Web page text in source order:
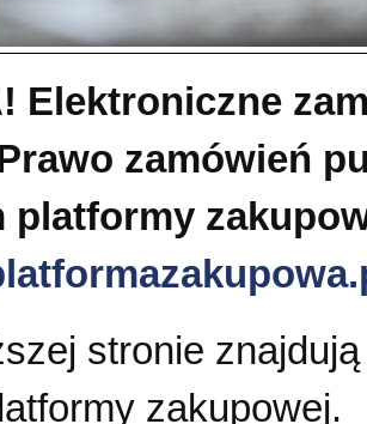
Elektroniczne
zamówień
platformy
stronie
zakupowej.